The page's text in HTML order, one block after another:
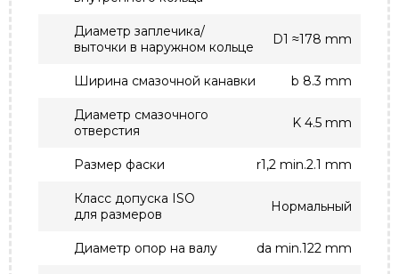
Диаметр заплечика/
выточки в наружном кольце
D1 ≈178 mm
Ширина смазочной канавки b 8.3 mm
Диаметр смазочного
отверстия
K 4.5 mm
Размер фаски r1,2 min.2.1 mm
Класс допуска ISO
для размеров
Нормальный
Диаметр опор на валу da min.122 mm